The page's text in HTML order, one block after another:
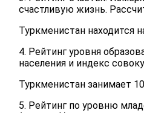
счастливую жизнь.
Туркменистан находится
4. Рейтинг уровня
населения и индекс
Туркменистан занимает
5. Рейтинг по уровню